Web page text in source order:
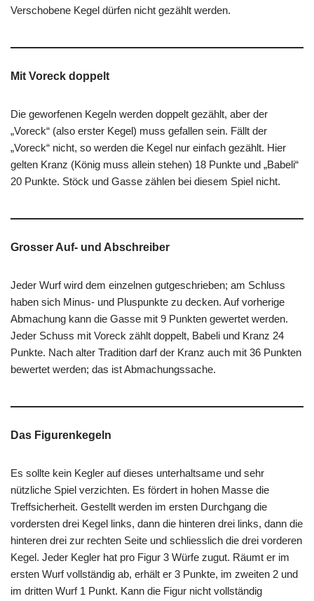
Verschobene Kegel dürfen nicht gezählt werden.
Mit Voreck doppelt
Die geworfenen Kegeln werden doppelt gezählt, aber der
„Voreck“ (also erster Kegel) muss gefallen sein. Fällt der
„Voreck“ nicht, so werden die Kegel nur einfach gezählt. Hier
gelten Kranz (König muss allein stehen) 18 Punkte und „Babeli“
20 Punkte. Stöck und Gasse zählen bei diesem Spiel nicht.
Grosser Auf- und Abschreiber
Jeder Wurf wird dem einzelnen gutgeschrieben; am Schluss
haben sich Minus- und Pluspunkte zu decken. Auf vorherige
Abmachung kann die Gasse mit 9 Punkten gewertet werden.
Jeder Schuss mit Voreck zählt doppelt, Babeli und Kranz 24
Punkte. Nach alter Tradition darf der Kranz auch mit 36 Punkten
bewertet werden; das ist Abmachungssache.
Das Figurenkegeln
Es sollte kein Kegler auf dieses unterhaltsame und sehr
nützliche Spiel verzichten. Es fördert in hohen Masse die
Treffsicherheit. Gestellt werden im ersten Durchgang die
vordersten drei Kegel links, dann die hinteren drei links, dann die
hinteren drei zur rechten Seite und schliesslich die drei vorderen
Kegel. Jeder Kegler hat pro Figur 3 Würfe zugut. Räumt er im
ersten Wurf vollständig ab, erhält er 3 Punkte, im zweiten 2 und
im dritten Wurf 1 Punkt. Kann die Figur nicht vollständig